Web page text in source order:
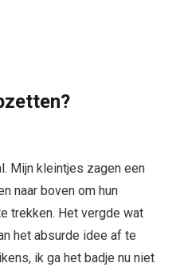
Mijn kleintjes zagen een
naar boven om hun
trekken. Het vergde wat
het absurde idee af te
ik ga het badje nu niet